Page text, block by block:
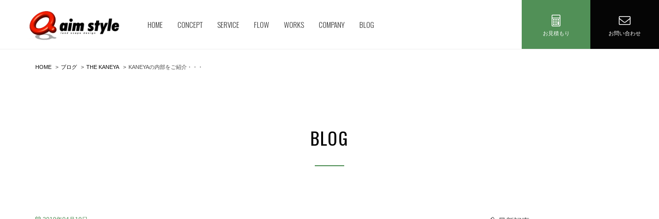
HOME CONCEPT SERVICE FLOW WORKS COMPANY BLOG
お見積もり お問い合わせ
HOME ブログ THE KANEYA KANEYAの内部をご紹介・・・
BLOG